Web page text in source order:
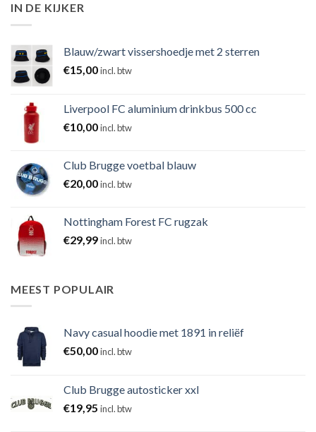
IN DE KIJKER
Blauw/zwart vissershoedje met 2 sterren
€15,00incl. btw
Liverpool FC aluminium drinkbus 500 cc
€10,00incl. btw
Club Brugge voetbal blauw
€20,00incl. btw
Nottingham Forest FC rugzak
€29,99incl. btw
MEEST POPULAIR
Navy casual hoodie met 1891 in reliëf
€50,00incl. btw
Club Brugge autosticker xxl
€19,95 incl. btw